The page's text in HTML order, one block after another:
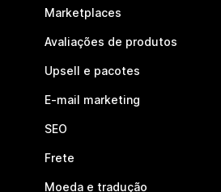
Marketplaces
Avaliações de produtos
Upsell e pacotes
E-mail marketing
SEO
Frete
Moeda e tradução